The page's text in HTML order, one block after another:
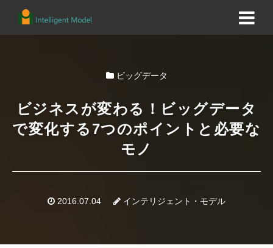
ビッグデータ
ビジネスが変わる！ビッグデータ
で変化する7つのポイントと必要な
モノ
2016.07.04 インテリジェント・モデル